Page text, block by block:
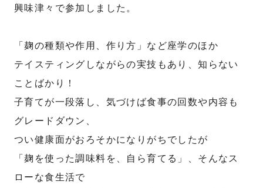
興味津々で参加しました。
「麹の種類や作用、作り方」など座学のほか
テイスティングしながらの実技もあり、知らない
ことばかり！
子育てが一段落し、気づけば食事の回数や内容も
グレードダウン、
つい健康面がおろそかになりがちでしたが
「麹を使った調味料を、自ら育てる」、そんなス
ローな食生活で